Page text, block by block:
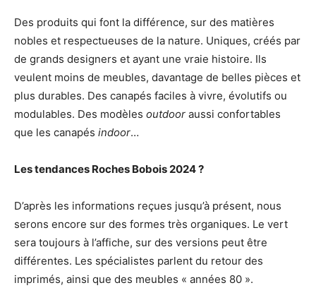
Des produits qui font la différence, sur des matières
nobles et respectueuses de la nature. Uniques, créés par
de grands designers et ayant une vraie histoire. Ils
veulent moins de meubles, davantage de belles pièces et
plus durables. Des canapés faciles à vivre, évolutifs ou
modulables. Des modèles outdoor aussi confortables
que les canapés indoor…
Les tendances Roches Bobois 2024 ?
D’après les informations reçues jusqu’à présent, nous
serons encore sur des formes très organiques. Le vert
sera toujours à l’affiche, sur des versions peut être
différentes. Les spécialistes parlent du retour des
imprimés, ainsi que des meubles « années 80 ».